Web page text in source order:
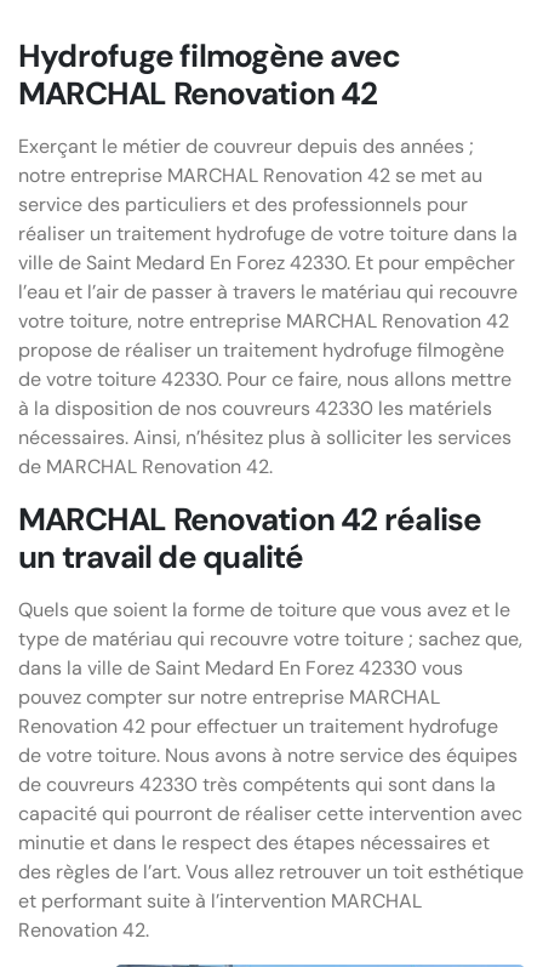
Hydrofuge filmogène avec
MARCHAL Renovation 42
Exerçant le métier de couvreur depuis des années ;
notre entreprise MARCHAL Renovation 42 se met au
service des particuliers et des professionnels pour
réaliser un traitement hydrofuge de votre toiture dans la
ville de Saint Medard En Forez 42330. Et pour empêcher
l’eau et l’air de passer à travers le matériau qui recouvre
votre toiture, notre entreprise MARCHAL Renovation 42
propose de réaliser un traitement hydrofuge filmogène
de votre toiture 42330. Pour ce faire, nous allons mettre
à la disposition de nos couvreurs 42330 les matériels
nécessaires. Ainsi, n’hésitez plus à solliciter les services
de MARCHAL Renovation 42.
MARCHAL Renovation 42 réalise
un travail de qualité
Quels que soient la forme de toiture que vous avez et le
type de matériau qui recouvre votre toiture ; sachez que,
dans la ville de Saint Medard En Forez 42330 vous
pouvez compter sur notre entreprise MARCHAL
Renovation 42 pour effectuer un traitement hydrofuge
de votre toiture. Nous avons à notre service des équipes
de couvreurs 42330 très compétents qui sont dans la
capacité qui pourront de réaliser cette intervention avec
minutie et dans le respect des étapes nécessaires et
des règles de l’art. Vous allez retrouver un toit esthétique
et performant suite à l’intervention MARCHAL
Renovation 42.